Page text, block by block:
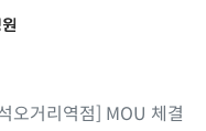
오거리역점] MOU 체결